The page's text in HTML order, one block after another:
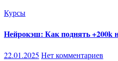
Курсы
Нейрокэш: Как поднять
22.01.2025 Нет комментариев